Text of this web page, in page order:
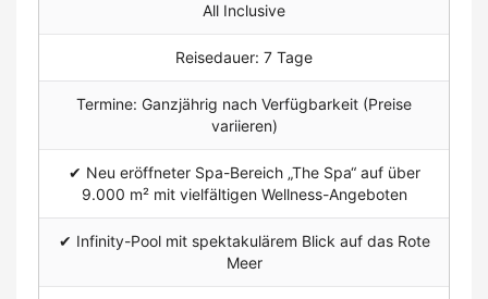
All Inclusive
Reisedauer: 7 Tage
Termine: Ganzjährig nach Verfügbarkeit (Preise
variieren)
✔ Neu eröffneter Spa-Bereich „The Spa“ auf über
9.000 m² mit vielfältigen Wellness-Angeboten
✔ Infinity-Pool mit spektakulärem Blick auf das Rote
Meer